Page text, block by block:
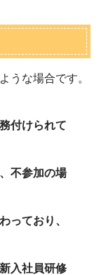
うな場合です。
付けられて
不参加の場
っており、
入社員研修